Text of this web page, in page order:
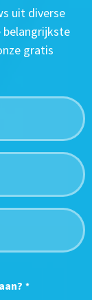
uit diverse
belangrijkste
gratis
*